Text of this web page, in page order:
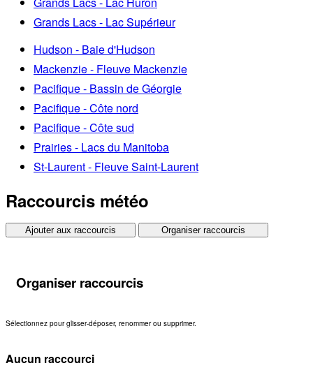
Grands Lacs - Lac Supérieur
Hudson - Baie d'Hudson
Mackenzie - Fleuve Mackenzie
Pacifique - Bassin de Géorgie
Pacifique - Côte nord
Pacifique - Côte sud
Prairies - Lacs du Manitoba
St-Laurent - Fleuve Saint-Laurent
Raccourcis météo
Ajouter aux raccourcis Organiser raccourcis
Organiser raccourcis
Sélectionnez pour glisser-déposer, renommer ou supprimer.
Aucun raccourci